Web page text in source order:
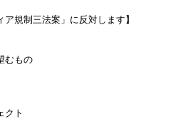
三法案」に反対します】
むもの
クト